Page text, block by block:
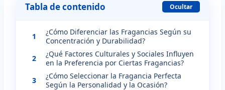
Tabla de contenido Ocultar
1
¿Cómo Diferenciar las Fragancias Según su
Concentración y Durabilidad?
2
¿Qué Factores Culturales y Sociales Influyen
en la Preferencia por Ciertas Fragancias?
3
¿Cómo Seleccionar la Fragancia Perfecta
Según la Personalidad y la Ocasión?